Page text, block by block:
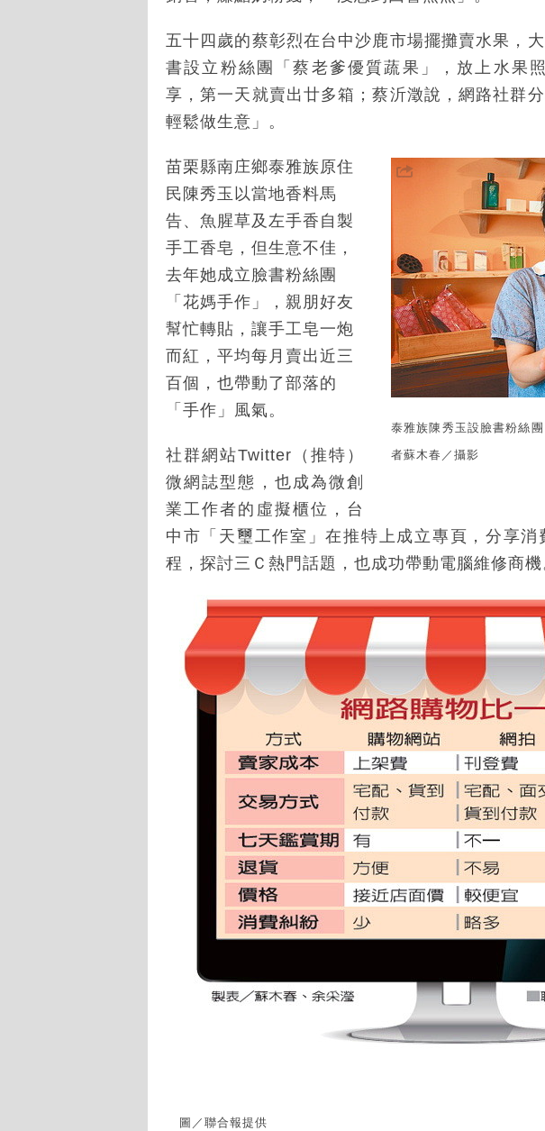
五十四歲的蔡彰烈在台中沙鹿市場擺攤賣水果，
書設立粉絲團「蔡老爹優質蔬果」，放上水果
享，第一天就賣出廿多箱；蔡沂澂說，網路社群
輕鬆做生意」。
泰雅族陳秀玉設臉書粉絲
者蘇木春／攝影
苗栗縣南庄鄉泰雅族原住
民陳秀玉以當地香料馬
告、魚腥草及左手香自製
手工香皂，但生意不佳，
去年她成立臉書粉絲團
「花媽手作」，親朋好友
幫忙轉貼，讓手工皂一炮
而紅，平均每月賣出近三
百個，也帶動了部落的
「手作」風氣。
社群網站Twitter（推特）
微網誌型態，也成為微創
業工作者的虛擬櫃位，台
中市「天璽工作室」在推特上成立專頁，分享消
程，探討三Ｃ熱門話題，也成功帶動電腦維修商機
圖／聯合報提供